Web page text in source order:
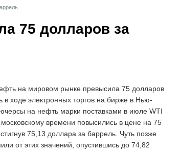
75 долларов за
на мировом рынке превысила 75 долларов
в ходе электронных торгов на бирже в Нью-
на нефть марки поставками в июле WTI
времени повысились в цене на 75
75,13 доллара за баррель. Чуть позже
от этих значений, опустившись до 74,82